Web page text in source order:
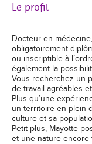
Le profil
Docteur en
obligatoirement
ou inscriptible à
également la
Vous recherchez un
de travail agréables
Plus qu’une
un territoire en plein
culture et sa
Petit plus, Mayotte
et une nature encore